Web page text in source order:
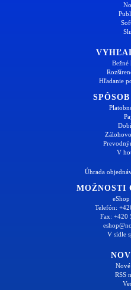
Bežné
Hľadanie
V
Úhrada
MOŽNOSTI
Telefón:
Fax: +420
V sídle
RSS